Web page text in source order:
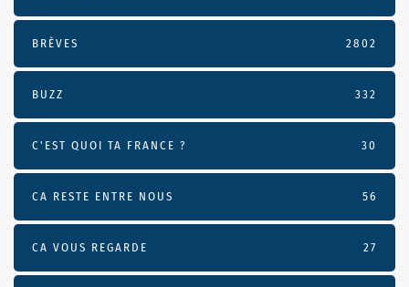
BRÈVES 2802
BUZZ 332
C'EST QUOI TA FRANCE ? 30
CA RESTE ENTRE NOUS 56
CA VOUS REGARDE 27